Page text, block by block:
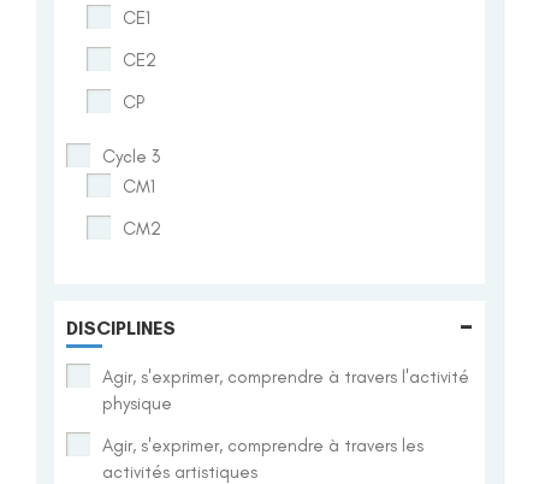
CE1
CE2
CP
Cycle 3
CM1
CM2
DISCIPLINES -
Agir, s'exprimer, comprendre à travers l'activité
physique
Agir, s'exprimer, comprendre à travers les
activités artistiques